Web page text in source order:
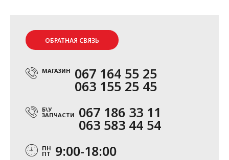
ОБРАТНАЯ СВЯЗЬ
МАГАЗИН 067 164 55 25
063 155 25 45
Б\У
ЗАПЧАСТИ 067 186 33 11
063 583 44 54
ПН
ПТ 9:00-18:00